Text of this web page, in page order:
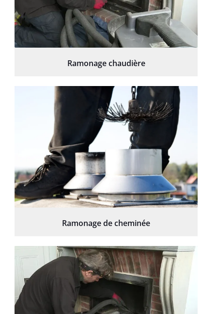
Ramonage chaudière
Ramonage de cheminée